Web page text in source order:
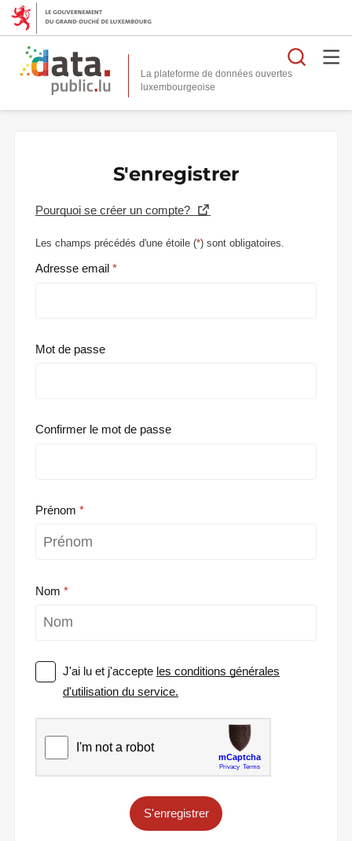
La plateforme de données ouvertes
S'enregistrer
Pourquoi se créer un compte?
Les champs précédés d'une étoile (*) sont obligatoires.
Adresse email
Mot de passe
Confirmer le mot de passe
Prénom
Nom
J'ai lu et j'accepte les conditions générales
d'utilisation du service.
S'enregistrer